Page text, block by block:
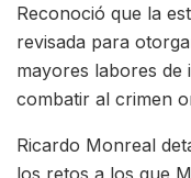
Reconoció que la
revisada para
mayores labores de
combatir al crimen
Ricardo Monreal
los retos a los que